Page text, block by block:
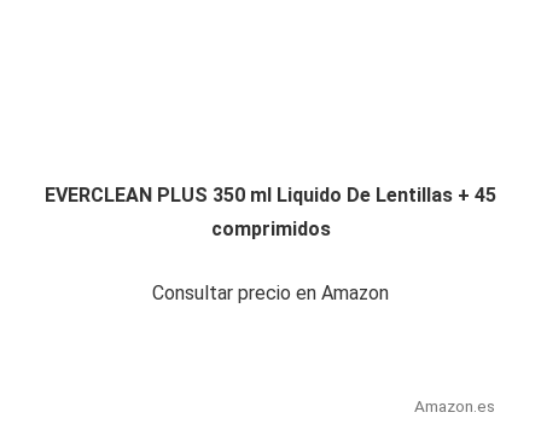
EVERCLEAN PLUS 350 ml Liquido De Lentillas + 45
comprimidos
Consultar precio en Amazon
Amazon.es